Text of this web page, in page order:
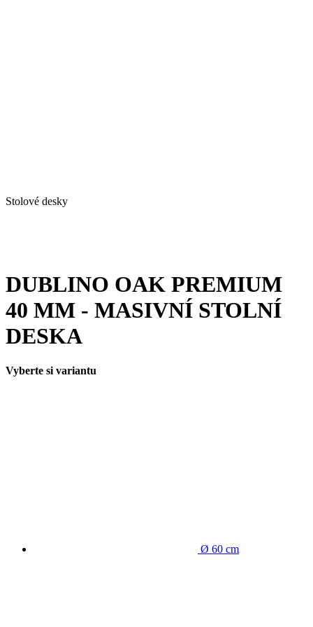
Stolové desky
DUBLINO OAK PREMIUM
40 MM - MASIVNÍ STOLNÍ
DESKA
Vyberte si variantu
Ø 60 cm